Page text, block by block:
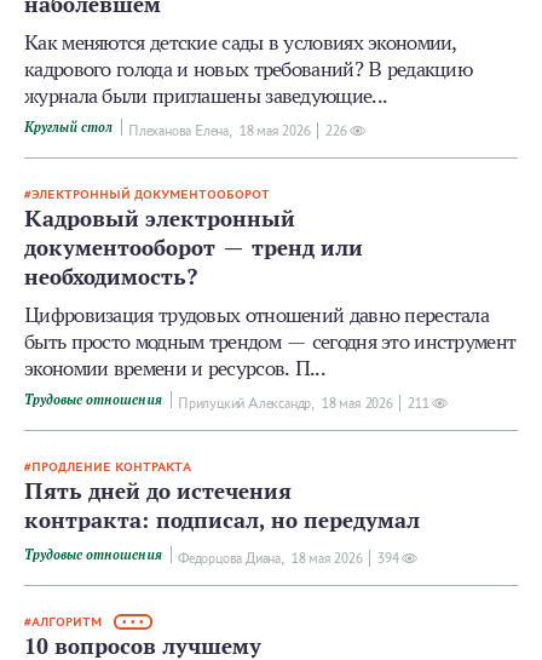
Как меняются детские сады в условиях экономии,
кадрового голода и новых требований? В редакцию
журнала были приглашены заведующие...
Круглый стол Плеханова Елена, 18 мая 2026 226
ЭЛЕКТРОННЫЙ ДОКУМЕНТООБОРОТ
Кадровый электронный
документооборот — тренд или
необходимость?
Цифровизация трудовых отношений давно перестала
быть просто модным трендом — сегодня это инструмент
экономии времени и ресурсов. П...
Трудовые отношения Прилуцкий Александр, 18 мая 2026 211
ПРОДЛЕНИЕ КОНТРАКТА
Пять дней до истечения
контракта: подписал, но передумал
Трудовые отношения Федорцова Диана, 18 мая 2026 394
АЛГОРИТМ • • •
10 вопросов лучшему